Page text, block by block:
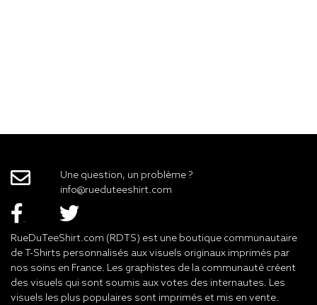
Une question, un problème ?
info@rueduteeshirt.com
RueDuTeeShirt.com (RDTS) est une boutique communautaire
de T-Shirts personnalisés aux visuels originaux imprimés par
nos soins en France. Les graphistes de la communauté créent
des visuels qui sont soumis aux votes des internautes. Les
visuels les plus populaires sont imprimés et mis en vente.